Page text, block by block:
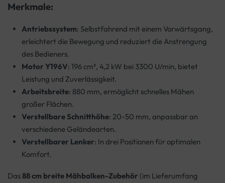
Merkmale:
Antriebssystem: Selbstfahrend mit einem Vorwärtsgang,
erleichtert die Bewegung und reduziert die Anstrengung
des Bedieners.
Motor Y196V: 196 cm³, 4,2 kW bei 3300 U/min, bietet
Leistung und Zuverlässigkeit.
Arbeitsbreite: 880 mm, ermöglicht schnelles Mähen
großer Flächen.
Verstellbare Schnitthöhe: 20-50 mm, anpassbar an
verschiedene Geländearten.
Verstellbarer Lenker: In drei Positionen für optimalen
Komfort.
Das88 cm breite Mähbalken-Zubehör (im Lieferumfang